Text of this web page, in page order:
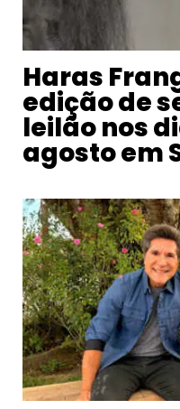
Haras
edição de
leilão nos
agosto em